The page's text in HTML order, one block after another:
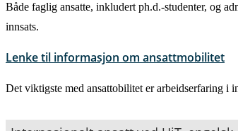
Både faglig ansatte, inkludert ph.d.-studenter, og
innsats.
Lenke til informasjon om ansattmobilitet
Det viktigste med ansattobilitet er arbeidserfaring i